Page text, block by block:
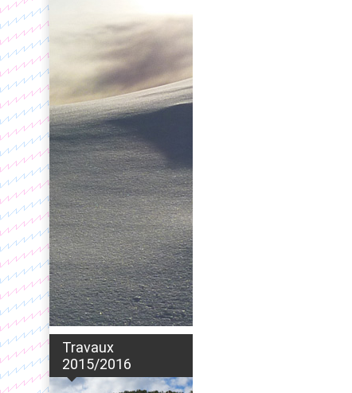
Travaux
2015/2016